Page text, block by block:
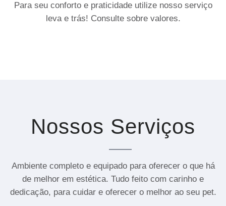
Para seu conforto e praticidade utilize nosso serviço
leva e trás! Consulte sobre valores.
Nossos Serviços
Ambiente completo e equipado para oferecer o que há
de melhor em estética. Tudo feito com carinho e
dedicação, para cuidar e oferecer o melhor ao seu pet.